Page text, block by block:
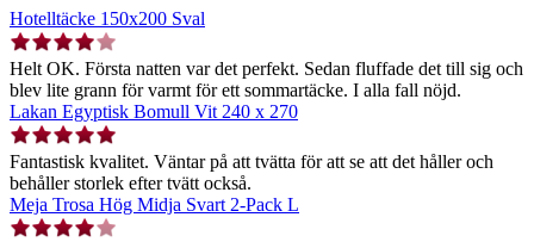
Hotelltäcke 150x200 Sval
Helt OK. Första natten var det perfekt. Sedan fluffade det till sig och
blev lite grann för varmt för ett sommartäcke. I alla fall nöjd.
Lakan Egyptisk Bomull Vit 240 x 270
Fantastisk kvalitet. Väntar på att tvätta för att se att det håller och
behåller storlek efter tvätt också.
Meja Trosa Hög Midja Svart 2-Pack L